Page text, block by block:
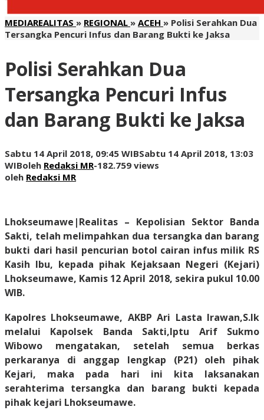
MEDIAREALITAS » REGIONAL » ACEH » Polisi Serahkan Dua
Tersangka Pencuri Infus dan Barang Bukti ke Jaksa
Polisi Serahkan Dua
Tersangka Pencuri Infus
dan Barang Bukti ke Jaksa
Sabtu 14 April 2018, 09:45 WIBSabtu 14 April 2018, 13:03
WIBoleh Redaksi MR-182.759 views
oleh Redaksi MR
Lhokseumawe|Realitas – Kepolisian Sektor Banda
Sakti, telah melimpahkan dua tersangka dan barang
bukti dari hasil pencurian botol cairan infus milik RS
Kasih Ibu, kepada pihak Kejaksaan Negeri (Kejari)
Lhokseumawe, Kamis 12 April 2018, sekira pukul 10.00
WIB.
Kapolres Lhokseumawe, AKBP Ari Lasta Irawan,S.Ik
melalui Kapolsek Banda Sakti,Iptu Arif Sukmo
Wibowo mengatakan, setelah semua berkas
perkaranya di anggap lengkap (P21) oleh pihak
Kejari, maka pada hari ini kita laksanakan
serahterima tersangka dan barang bukti kepada
pihak kejari Lhokseumawe.